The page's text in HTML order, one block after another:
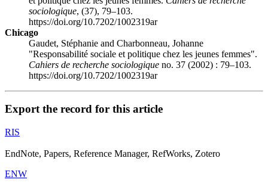
sociologique, (37), 79–103.
https://doi.org/10.7202/1002319ar
Chicago
Gaudet, Stéphanie and Charbonneau, Johanne
"Responsabilité sociale et politique chez les jeunes femmes".
Cahiers de recherche sociologique no. 37 (2002) : 79–103.
https://doi.org/10.7202/1002319ar
Export the record for this article
RIS
EndNote, Papers, Reference Manager, RefWorks, Zotero
ENW